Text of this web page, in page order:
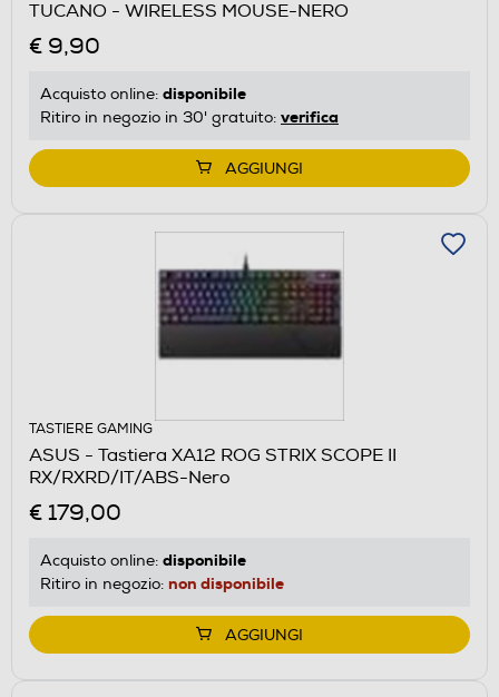
TUCANO - WIRELESS MOUSE-NERO
€ 9,90
Acquisto online: disponibile
Ritiro in negozio in 30' gratuito: verifica
AGGIUNGI
TASTIERE GAMING
ASUS - Tastiera XA12 ROG STRIX SCOPE II
RX/RXRD/IT/ABS-Nero
€ 179,00
Acquisto online: disponibile
Ritiro in negozio: non disponibile
AGGIUNGI